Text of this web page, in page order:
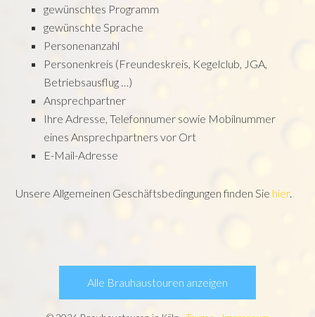
gewünschtes Programm
gewünschte Sprache
Personenanzahl
Personenkreis (Freundeskreis, Kegelclub, JGA,
Betriebsausflug …)
Ansprechpartner
Ihre Adresse, Telefonnumer sowie Mobilnummer
eines Ansprechpartners vor Ort
E-Mail-Adresse
Unsere Allgemeinen Geschäftsbedingungen finden Sie hier.
Alle Brauhaustouren anzeigen